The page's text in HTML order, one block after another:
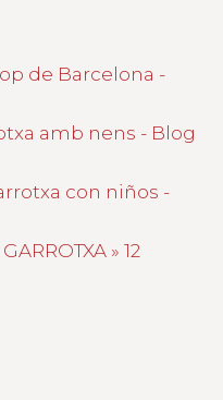
de Barcelona -
amb nens - Blog
con niños -
» 12